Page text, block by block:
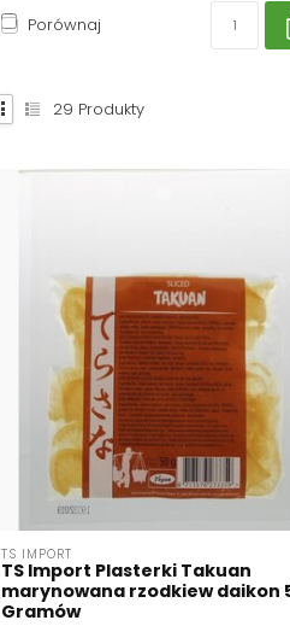
Porównaj
29 Produkty
TS IMPORT
TS Import Plasterki Takuan
marynowana rzodkiew daikon
Gramów